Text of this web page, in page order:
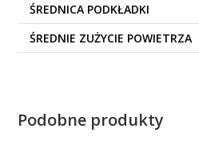
ŚREDNICA PODKŁADKI
ŚREDNIE ZUŻYCIE POWIETRZA
Podobne produkty